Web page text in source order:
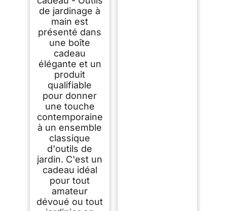
de jardinage à
main est
présenté dans
une boîte
cadeau
élégante et un
produit
qualifiable
pour donner
une touche
contemporaine
à un ensemble
classique
d'outils de
jardin. C'est un
cadeau idéal
pour tout
amateur
dévoué ou tout